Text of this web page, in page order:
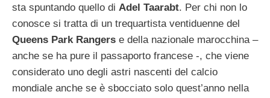
sta spuntando quello di Adel Taarabt. Per chi non lo
conosce si tratta di un trequartista ventiduenne del
Queens Park Rangers e della nazionale marocchina –
anche se ha pure il passaporto francese -, che viene
considerato uno degli astri nascenti del calcio
mondiale anche se è sbocciato solo quest’anno nella